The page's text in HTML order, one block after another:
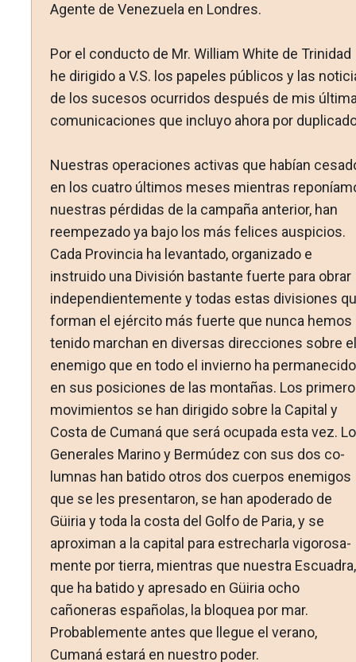
Agente de Venezuela en Londres.
Por el conducto de Mr. William White de Trinidad
he diri­gido a V.S. los papeles públicos y las
de los sucesos ocurridos después de mis
comunicaciones que incluyo ahora por
Nuestras operaciones activas que habían
en los cuatro últimos meses mientras
nuestras pérdidas de la campaña anterior, han
reempezado ya bajo los más felices aus­picios.
Cada Provincia ha levantado, organizado e
instruido una División bastante fuerte para obrar
independientemente y todas estas divisiones
forman el ejército más fuerte que nunca hemos
tenido marchan en diversas direcciones sobre el
enemigo que en todo el invierno ha permanecido
en sus posi­ciones de las montañas. Los
movimientos se han dirigido sobre la Capital y
Costa de Cumaná que será ocupada esta vez.
Generales Marino y Bermúdez con sus dos co­
lumnas han batido otros dos cuerpos enemigos
que se les pre­sentaron, se han apoderado de
Güiria y toda la costa del Golfo de Paria, y se
aproximan a la capital para estrecharla vigorosa­
mente por tierra, mientras que nuestra Escuadra,
que ha batido y apresado en Güiria ocho
cañoneras españolas, la bloquea por mar.
Probablemente antes que llegue el verano,
Cumaná esta­rá en nuestro poder.